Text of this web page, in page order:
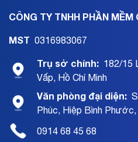
CÔNG TY TNHH PHẦN
MST 0316983067
Trụ sở chính: 182/15
Vấp, Hồ Chí Minh
Văn phòng đại diện:
Phúc, Hiệp Bình
0914 68 45 68